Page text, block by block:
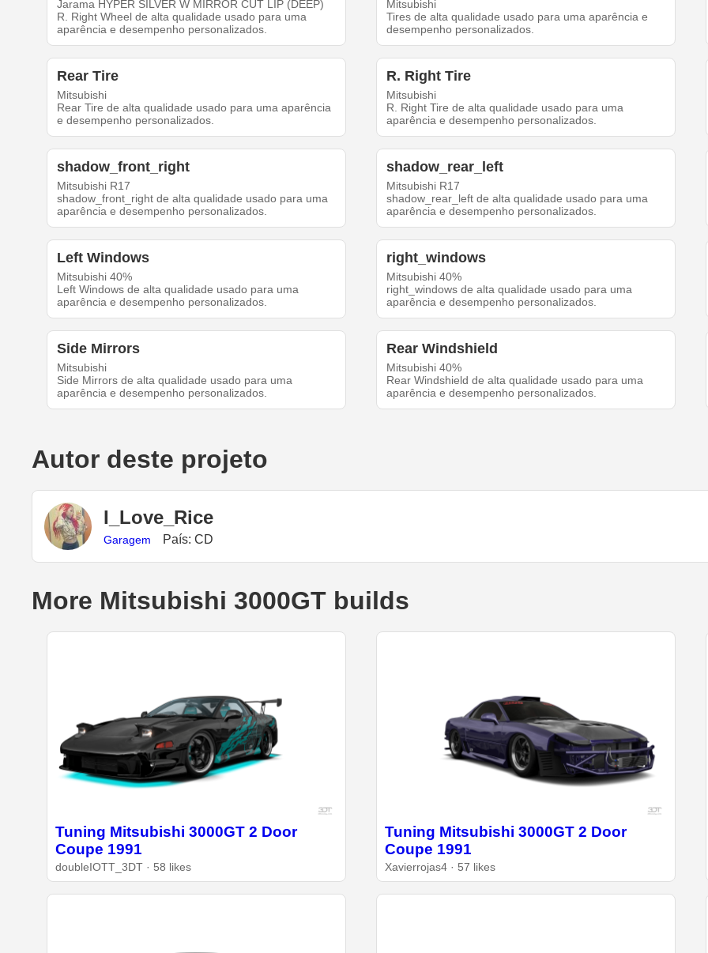
Jarama HYPER SILVER W MIRROR CUT LIP (DEEP)
R. Right Wheel de alta qualidade usado para uma
aparência e desempenho personalizados.
Mitsubishi
Tires de alta qualidade usado para uma aparência e
desempenho personalizados.
Rear Tire
Mitsubishi
Rear Tire de alta qualidade usado para uma aparência
e desempenho personalizados.
R. Right Tire
Mitsubishi
R. Right Tire de alta qualidade usado para uma
aparência e desempenho personalizados.
shadow_front_right
Mitsubishi R17
shadow_front_right de alta qualidade usado para uma
aparência e desempenho personalizados.
shadow_rear_left
Mitsubishi R17
shadow_rear_left de alta qualidade usado para uma
aparência e desempenho personalizados.
Left Windows
Mitsubishi 40%
Left Windows de alta qualidade usado para uma
aparência e desempenho personalizados.
right_windows
Mitsubishi 40%
right_windows de alta qualidade usado para uma
aparência e desempenho personalizados.
Side Mirrors
Mitsubishi
Side Mirrors de alta qualidade usado para uma
aparência e desempenho personalizados.
Rear Windshield
Mitsubishi 40%
Rear Windshield de alta qualidade usado para uma
aparência e desempenho personalizados.
Autor deste projeto
I_Love_Rice
Garagem País: CD
More Mitsubishi 3000GT builds
Tuning Mitsubishi 3000GT 2 Door
Coupe 1991
doubleIOTT_3DT · 58 likes
Tuning Mitsubishi 3000GT 2 Door
Coupe 1991
Xavierrojas4 · 57 likes